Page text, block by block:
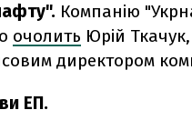
Компанію
очолить Юрій
директором
ЕП.